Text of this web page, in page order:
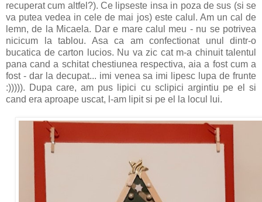
recuperat cum altfel?). Ce lipseste insa in poza de sus (si se
va putea vedea in cele de mai jos) este calul. Am un cal de
lemn, de la Micaela. Dar e mare calul meu - nu se potrivea
nicicum la tablou. Asa ca am confectionat unul dintr-o
bucatica de carton lucios. Nu va zic cat m-a chinuit talentul
pana cand a schitat chestiunea respectiva, aia a fost cum a
fost - dar la decupat... imi venea sa imi lipesc lupa de frunte
:))))). Dupa care, am pus lipici cu sclipici argintiu pe el si
cand era aproape uscat, l-am lipit si pe el la locul lui.